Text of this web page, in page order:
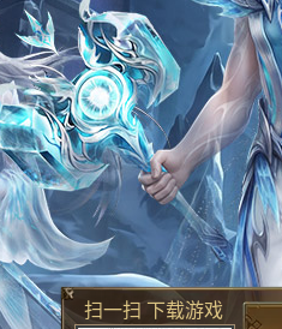
扫一扫 下载游戏